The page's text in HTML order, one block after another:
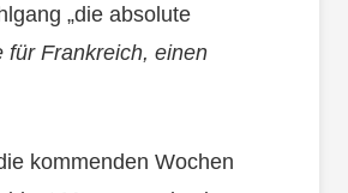
„die absolute
für Frankreich, einen
kommenden Wochen